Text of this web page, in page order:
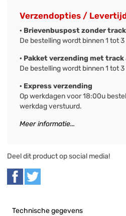
Verzendopties /
· Brievenbuspost zonder
De bestelling wordt binnen 1 tot
· Pakket verzending met track
De bestelling wordt binnen 1 tot
· Express verzending
Op werkdagen voor 18:00u
werkdag verstuurd.
Meer informatie...
Deel dit product op social media!
Technische gegevens